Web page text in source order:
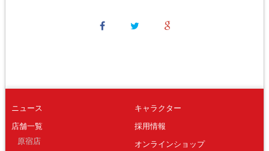
ニュース
店舗一覧
原宿店
キャラクター
採用情報
オンラインショップ